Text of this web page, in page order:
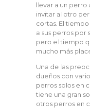
llevar a un perro
invitar al otro
cortas. El
a sus perros por
pero el tiempo
mucho más
Una de las
dueños con
perros solos en
tiene una gran
otros perros en